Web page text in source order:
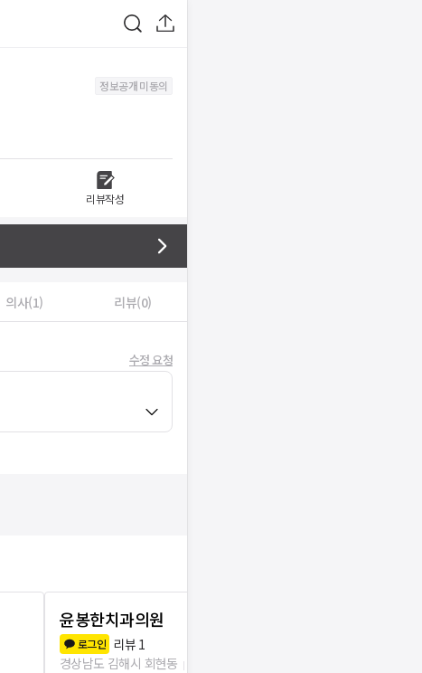
정보공개 미동의
리뷰작성
의사(1) 리뷰(0)
수정 요청
윤봉한치과의원
로그인 리뷰 1
경상남도 김해시 회현동